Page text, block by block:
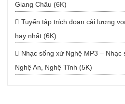
Giang Châu (6K)
Tuyển tập trích đoạn cải lương
hay nhất (6K)
Nhạc sống xứ Nghệ MP3 – Nhạc
Nghệ An, Nghệ Tĩnh (5K)